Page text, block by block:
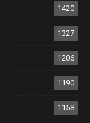
1420
1327
1206
1190
1158